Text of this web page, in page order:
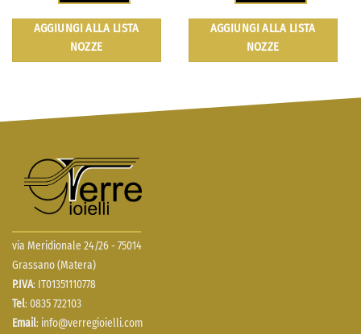
AGGIUNGI ALLA LISTA
NOZZE
AGGIUNGI ALLA LISTA
NOZZE
via Meridionale 24/26 - 75014
Grassano (Matera)
P.IVA: IT01351110778
Tel: 0835 722103
Email: info@verregioielli.com